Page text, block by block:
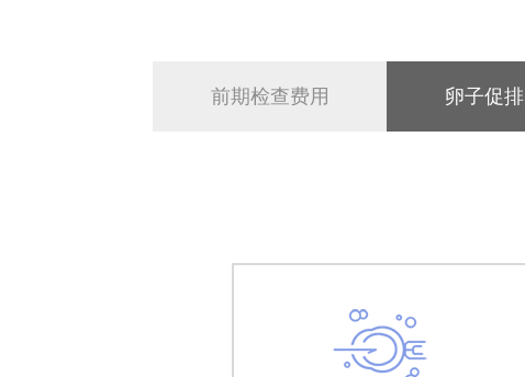
前期检查费用 卵子促